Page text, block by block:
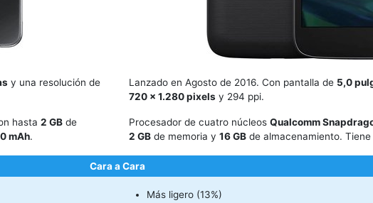
y una resolución de
hasta 2 GB de
mAh.
Lanzado en Agosto de 2016. Con pantalla de 5,0
720 x 1.280 pixels y 294 ppi.
Procesador de cuatro núcleos Qualcomm
2 GB de memoria y 16 GB de almacenamiento.
Cara a Cara
Más ligero (13%)